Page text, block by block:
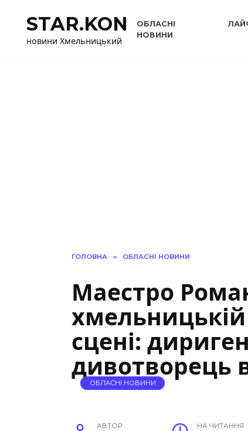
вмістуSTAR.KON
новини Хмельницький
ОБЛАСНІ
НОВИНИ
ГОЛОВНА » ОБЛАСНІ НОВИНИ
Маестро
сцені:
дивотворець
ОБЛАСНІ НОВИНИ
АВТОР НА ЧИТАННЯ